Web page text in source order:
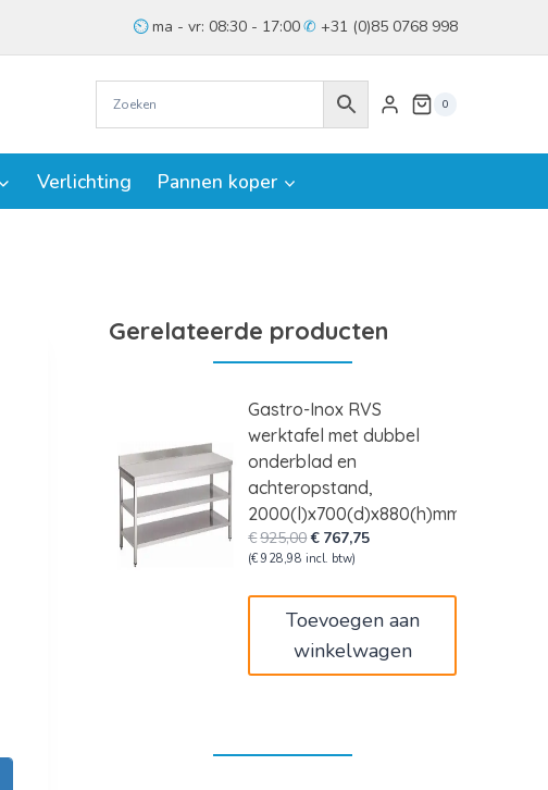
ma - vr: 08:30 - 17:00 +31 (0)85 0768 998
0
Verlichting Pannen koper
Gerelateerde producten
Gastro-Inox RVS
werktafel met dubbel
onderblad en
achteropstand,
2000(l)x700(d)x880(h)mm
€925,00Oorspronkelijke
prijs
€ 767,75Huidige
(€ 928,98 incl. btw)
Toevoegen aan
winkelwagen